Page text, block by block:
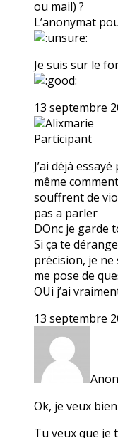
ou mail) ?
L’anonymat
Je suis sur le
13 septembre
Alixmarie
Participant
J’ai déjà
même
souffrent de
pas a parler
DOnc je garde
Si ça te
précision, je ne
me pose de
OUi j’ai
13 septembre
Ok, je veux
Tu veux que je